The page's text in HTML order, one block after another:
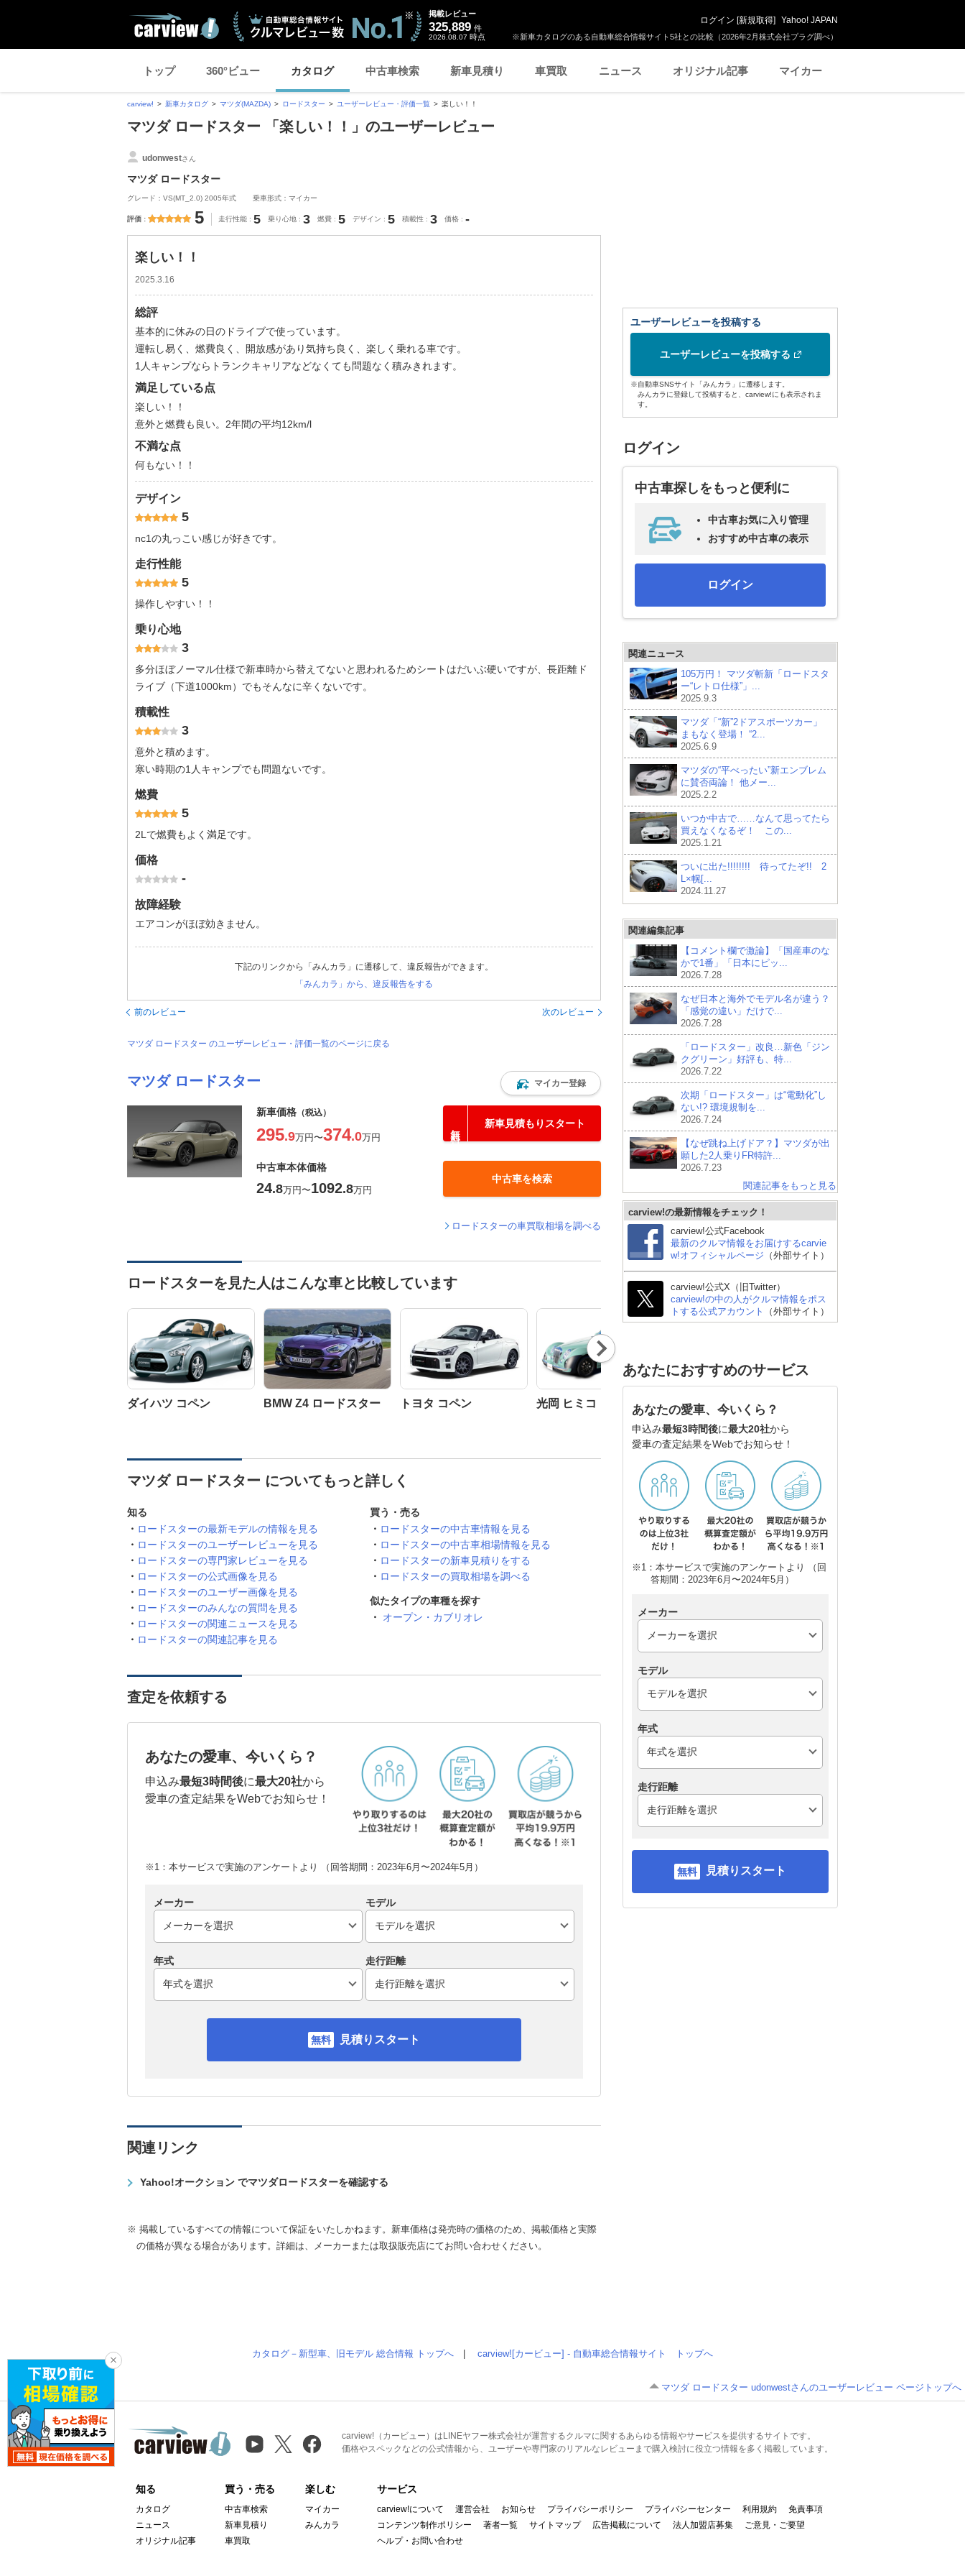
※新車カタログのある自動車総合情報サイト5社との比較（2026年2月株式会社プラグ調べ）
掲載レビュー
325,889 件
2026.08.07 時点
ログイン [新規取得] Yahoo! JAPAN
トップ 360°ビュー カタログ 中古車検索 新車見積り 車買取 ニュース オリジナル記事 マイカー
carview! 新車カタログ マツダ(MAZDA) ロードスター ユーザーレビュー・評価一覧 楽しい！！
マツダ ロードスター 「楽しい！！」のユーザーレビュー
udonwestさん
マツダ ロードスター
グレード：VS(MT_2.0) 2005年式 乗車形式：マイカー
評価 5 走行性能 5 乗り心地 3 燃費 5 デザイン 5 積載性 3 価格 -
楽しい！！
2025.3.16
総評
基本的に休みの日のドライブで使っています。
運転し易く、燃費良く、開放感があり気持ち良く、楽しく乗れる車です。
1人キャンプならトランクキャリアなどなくても問題なく積みきれます。
満足している点
楽しい！！
意外と燃費も良い。2年間の平均12km/l
不満な点
何もない！！
デザイン
5
nc1の丸っこい感じが好きです。
走行性能
5
操作しやすい！！
乗り心地
3
多分ほぼノーマル仕様で新車時から替えてないと思われるためシートはだいぶ硬いですが、長距離ド
ライブ（下道1000km）でもそんなに辛くないです。
積載性
3
意外と積めます。
寒い時期の1人キャンプでも問題ないです。
燃費
5
2Lで燃費もよく満足です。
価格
-
故障経験
エアコンがほぼ効きません。
下記のリンクから「みんカラ」に遷移して、違反報告ができます。
「みんカラ」から、違反報告をする
前のレビュー 次のレビュー
マツダ ロードスター のユーザーレビュー・評価一覧のページに戻る
マツダ ロードスター マイカー登録
新車価格 （税込）
295.9万円〜374.0万円
新車見積もりスタート
中古車本体価格
24.8万円〜1092.8万円
中古車を検索
ロードスターの車買取相場を調べる
ロードスターを見た人はこんな車と比較しています
ダイハツ コペン BMW Z4 ロードスター トヨタ コペン 光岡 ヒミコ
ポルシェ 718 ボクスタ
Nex
t
マツダ ロードスター についてもっと詳しく
知る
ロードスターの最新モデルの情報を見る
ロードスターのユーザーレビューを見る
ロードスターの専門家レビューを見る
ロードスターの公式画像を見る
ロードスターのユーザー画像を見る
ロードスターのみんなの質問を見る
ロードスターの関連ニュースを見る
ロードスターの関連記事を見る
買う・売る
ロードスターの中古車情報を見る
ロードスターの中古車相場情報を見る
ロードスターの新車見積りをする
ロードスターの買取相場を調べる
似たタイプの車種を探す
オープン・カブリオレ
査定を依頼する
あなたの愛車、今いくら？
申込み最短3時間後に最大20社から
愛車の査定結果をWebでお知らせ！
※1：本サービスで実施のアンケートより （回答期間：2023年6月〜2024年5月）
メーカー モデル
年式 走行距離
見積りスタート
関連リンク
Yahoo!オークション でマツダロードスターを確認する
※ 掲載しているすべての情報について保証をいたしかねます。新車価格は発売時の価格のため、掲載価格と実際
の価格が異なる場合があります。詳細は、メーカーまたは取扱販売店にてお問い合わせください。
ユーザーレビューを投稿する
ユーザーレビューを投稿する
※自動車SNSサイト「みんカラ」に遷移します。
みんカラに登録して投稿すると、carview!にも表示されま
す。
ログイン
中古車探しをもっと便利に
中古車お気に入り管理
おすすめ中古車の表示
ログイン
関連ニュース
105万円！ マツダ斬新「ロードスタ
ー“レトロ仕様”」...
2025.9.3
マツダ「“新”2ドアスポーツカー」
まもなく登場！ “2...
2025.6.9
マツダの“平べったい”新エンブレム
に賛否両論！ 他メー...
2025.2.2
いつか中古で……なんて思ってたら
買えなくなるぞ！ この...
2025.1.21
ついに出た!!!!!!!! 待ってたぞ!! 2
L×幌[...
2024.11.27
関連編集記事
【コメント欄で激論】「国産車のな
かで1番」「日本にピッ...
2026.7.28
なぜ日本と海外でモデル名が違う？
「感覚の違い」だけで...
2026.7.28
「ロードスター」改良…新色「ジン
クグリーン」好評も、特...
2026.7.22
次期「ロードスター」は“電動化”し
ない!? 環境規制を...
2026.7.24
【なぜ跳ね上げドア？】マツダが出
願した2人乗りFR特許...
2026.7.23
関連記事をもっと見る
carview!の最新情報をチェック！
carview!公式Facebook
最新のクルマ情報をお届けするcarvie
w!オフィシャルページ （外部サイト）
carview!公式X（旧Twitter）
carview!の中の人がクルマ情報をポス
トする公式アカウント
（外部サイト）
あなたにおすすめのサービス
あなたの愛車、今いくら？
申込み最短3時間後に最大20社から
愛車の査定結果をWebでお知らせ！
※1：本サービスで実施のアンケートより （回
答期間：2023年6月〜2024年5月）
メーカー
モデル
年式
走行距離
見積りスタート
カタログ－新型車、旧モデル 総合情報 トップへ carview![カービュー] - 自動車総合情報サイト トップへ
マツダ ロードスター udonwestさんのユーザーレビュー ページトップへ
carview!（カービュー）はLINEヤフー株式会社が運営するクルマに関するあらゆる情報やサービスを提供するサイトです。
価格やスペックなどの公式情報から、ユーザーや専門家のリアルなレビューまで購入検討に役立つ情報を多く掲載しています。
知る
カタログ
ニュース
オリジナル記事
買う・売る
中古車検索
新車見積り
車買取
楽しむ
マイカー
みんカラ
サービス
carview!について 運営会社 お知らせ プライバシーポリシー プライバシーセンター 利用規約
免責事項
コンテンツ制作ポリシー
著者一覧 サイトマップ 広告掲載について 法人加盟店募集
ご意見・ご要望
ヘルプ・お問い合わせ